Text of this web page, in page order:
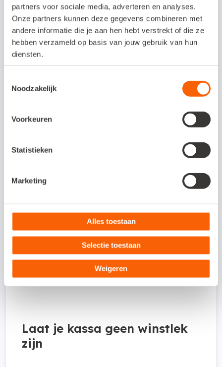
partners voor sociale media, adverteren en analyses.
Onze partners kunnen deze gegevens combineren met
andere informatie die je aan hen hebt verstrekt of die ze
hebben verzameld op basis van jouw gebruik van hun
diensten.
Noodzakelijk
Voorkeuren
Statistieken
Marketing
Alles toestaan
Selectie toestaan
Weigeren
Minstens één keer ‘ja’ geantwoord? Dan
laat je waarschijnlijk al winst liggen in tijd,
geld of gemak. En hoe meer herkenning,
kassasysteem.
Gebruik je al Snelstart? Dan
die ook eenvoudig kunt koppelen aan je
kassa? Met Snelstart Kassa werk je vanuit
één platform. Geen dubbel werk, geen
handmatige invoer.
Laat je kassa geen winstlek
zijn